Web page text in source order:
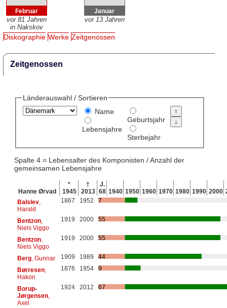
Februar
vor 81 Jahren
in Nakskov
Januar
vor 13 Jahren
Diskographie Werke Zeitgenossen
Zeitgenossen
Länderauswahl / Sortieren
Name
Lebensjahre
Geburtsjahr
Sterbejahr
Spalte 4 = Lebensalter des Komponisten / Anzahl der
gemeinsamen Lebensjahre
Hanne Ørvad
*
1945
†
2013
J.
68 1940 1950 1960 1970 1980 1990 2000
Balslev,
Harald
1867 1952 7
Bentzon,
Niels Viggo
1919 2000 55
Bentzon,
Niels Viggo
1919 2000 55
Berg, Gunnar 1909 1989
44
Børresen,
Hakon
1876 1954 9
Borup-
Jørgensen,
Axel
1924 2012 67